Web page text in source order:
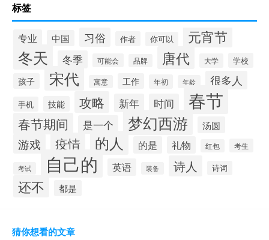
标签
专业 中国 习俗 作者 你可以 元宵节
冬天 冬季 可能会 品牌 唐代 大学 学校
孩子 宋代 寓意 工作 年初 年龄 很多人
手机 技能 攻略 新年 时间 春节
春节期间 是一个 梦幻西游 汤圆
游戏 疫情 的人 的是 礼物 红包 考生
考试 自己的 英语 装备 诗人 诗词
还不 都是
猜你想看的文章